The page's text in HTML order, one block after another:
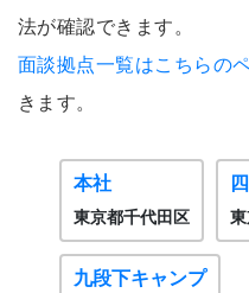
法が確認できます。
面談拠点一覧はこちらの
きます。
本社
東京都千代田区
九段下キャンプ